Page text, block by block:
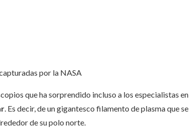
por la NASA
que ha sorprendido incluso a los especialistas en
. Es decir, de un gigantesco filamento de plasma que se
de su polo norte.